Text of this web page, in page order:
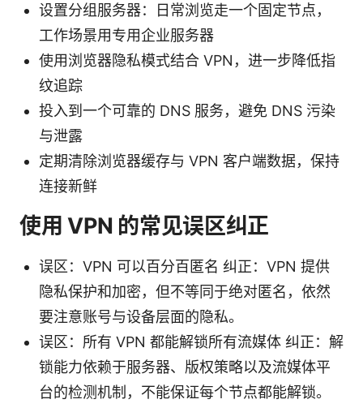
设置分组服务器：日常浏览走一个固定节点，
工作场景用专用企业服务器
使用浏览器隐私模式结合 VPN，进一步降低指
纹追踪
投入到一个可靠的 DNS 服务，避免 DNS 污染
与泄露
定期清除浏览器缓存与 VPN 客户端数据，保持
连接新鲜
使用 VPN 的常见误区纠正
误区：VPN 可以百分百匿名 纠正：VPN 提供
隐私保护和加密，但不等同于绝对匿名，依然
要注意账号与设备层面的隐私。
误区：所有 VPN 都能解锁所有流媒体 纠正：解
锁能力依赖于服务器、版权策略以及流媒体平
台的检测机制，不能保证每个节点都能解锁。